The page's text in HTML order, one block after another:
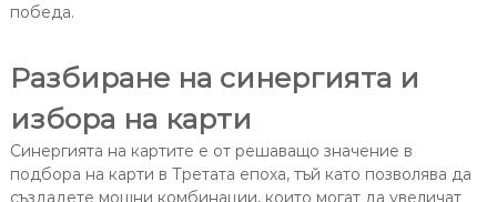
победа.
Разбиране на синергията и
избора на карти
Синергията на картите е от решаващо значение в
подбора на карти в Третата епоха, тъй като позволява да
създадете мощни комбинации, които могат да увеличат